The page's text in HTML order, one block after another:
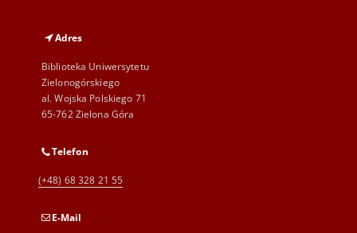
Adres
Biblioteka Uniwersytetu
Zielonogórskiego
al. Wojska Polskiego 71
65-762 Zielona Góra
Telefon
(+48) 68 328 21 55
E-Mail